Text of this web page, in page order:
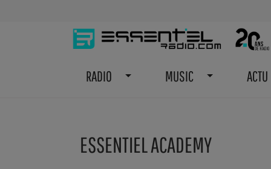
RADIO MUSIC ACTU
ESSENTIEL ACADEMY